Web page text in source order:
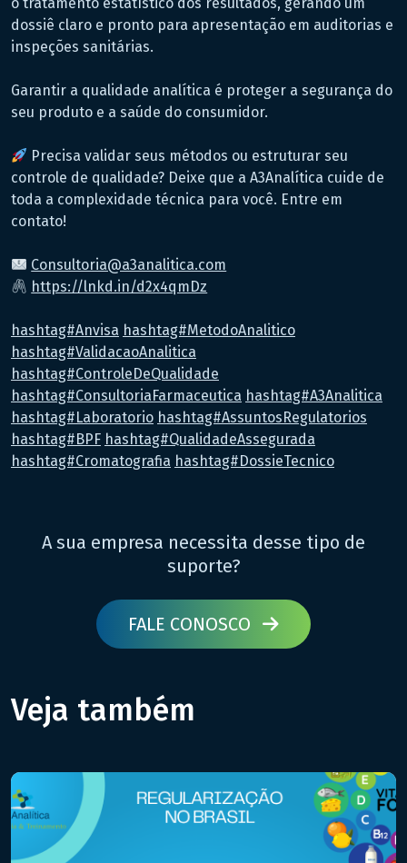
dossiê claro e pronto para apresentação em auditorias e
inspeções sanitárias.
Garantir a qualidade analítica é proteger a segurança do
seu produto e a saúde do consumidor.
Precisa validar seus métodos ou estruturar seu
controle de qualidade? Deixe que a A3Analítica cuide de
toda a complexidade técnica para você. Entre em
contato!
Consultoria@a3analitica.com
https://lnkd.in/d2x4qmDz
hashtag#Anvisa hashtag#MetodoAnalitico
hashtag#ValidacaoAnalitica
hashtag#ControleDeQualidade
hashtag#ConsultoriaFarmaceutica hashtag#A3Analitica
hashtag#Laboratorio hashtag#AssuntosRegulatorios
hashtag#BPF hashtag#QualidadeAssegurada
hashtag#Cromatografia hashtag#DossieTecnico
A sua empresa necessita desse tipo de
suporte?
FALE CONOSCO
Veja também